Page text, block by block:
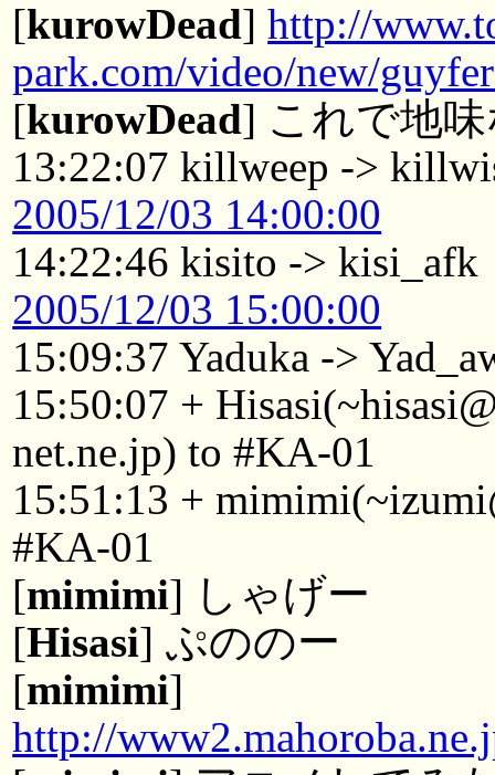
[kurowDead]http://
park.com/video/new/
[kurowDead] これで地
13:22:07 killweep ->
2005/12/03 14:00:00
14:22:46 kisito -> kisi_afk
2005/12/03 15:00:00
15:09:37 Yaduka ->
15:50:07 +
net.ne.jp) to #KA-01
15:51:13 +
#KA-01
[mimimi] しゃげー
[Hisasi] ぷののー
[mimimi]
http://